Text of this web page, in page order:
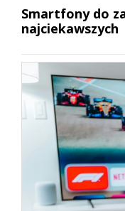
Smartfony do
najciekawszych